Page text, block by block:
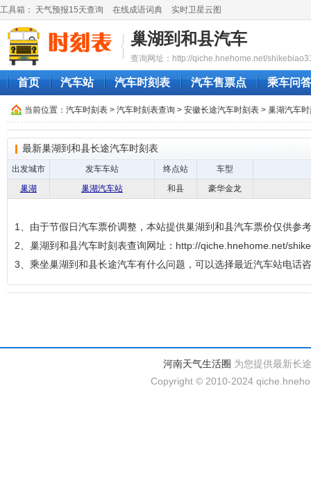
工具箱： 天气预报15天查询 在线成语词典 实时卫星云图
巢湖到和县汽车
查询网址：http://qiche.hnehome.net/
首页 汽车站 汽车时刻表 汽车售票点 乘车问答
当前位置： 汽车时刻表 > 汽车时刻表查询 > 安徽长途汽车时刻表 > 巢湖汽车
最新巢湖到和县长途汽车时刻表
出发城市 发车车站 终点站
车型
巢湖
巢湖汽车站 和县 豪华金龙
1、由于节假日汽车票价调整，本站提供巢湖到和县汽车票价仅供参
2、巢湖到和县汽车时刻表查询网址：http://qiche.hnehome.net/
3、乘坐巢湖到和县长途汽车有什么问题，可以选择最近汽车站电话
河南天气生活圈 为您提供最新长
Copyright © 2010-2024